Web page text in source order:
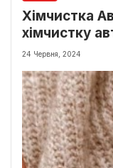
Хімчистка
хімчистку
24 Червня, 2024